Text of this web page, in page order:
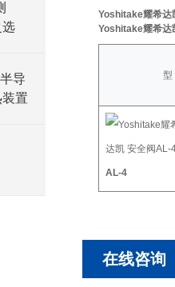
选
导
置
Yoshitake耀希达
Yoshitake耀希达
型
AL-4
在线咨询